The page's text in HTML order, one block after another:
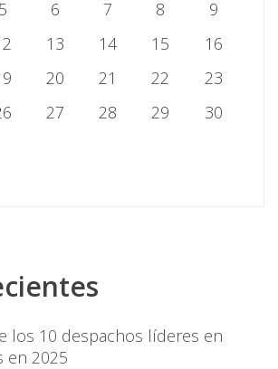
5 6 7 8
9
13 14 15
16
20 21 22
23
27 28 29
30
los 10 despachos líderes en
en 2025